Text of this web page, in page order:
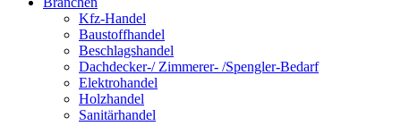
Kfz-Handel
Baustoffhandel
Beschlagshandel
Dachdecker-/ Zimmerer- /Spengler-Bedarf
Elektrohandel
Holzhandel
Sanitärhandel